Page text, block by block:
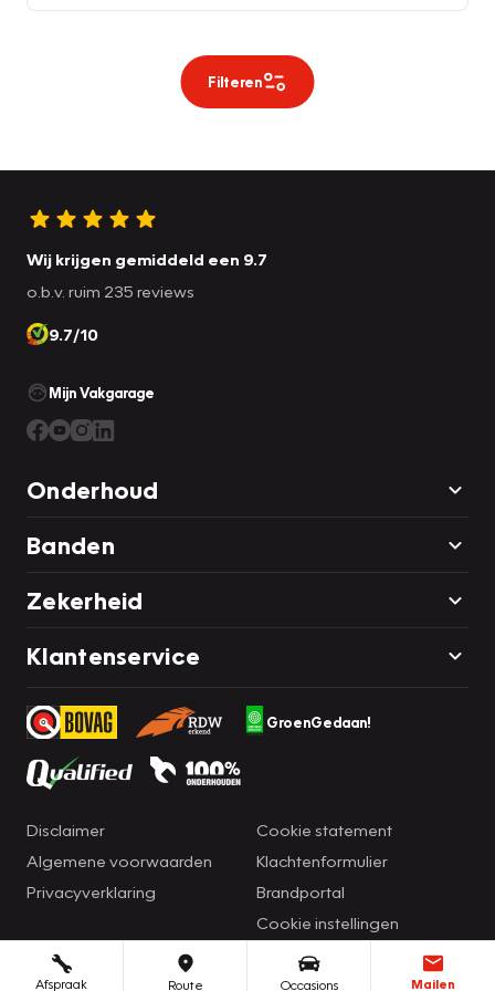
Filteren
Afspraak Route Occasions Mailen
Wij krijgen gemiddeld een 9.7
o.b.v. ruim 235 reviews
9.7/10
Mijn Vakgarage
Onderhoud
Banden
Zekerheid
Klantenservice
GroenGedaan!
Disclaimer
Algemene voorwaarden
Privacyverklaring
Cookie statement
Klachtenformulier
Brandportal
Cookie instellingen